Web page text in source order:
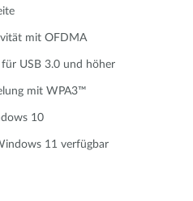
mit OFDMA
USB 3.0 und höher
mit WPA3™
10
11 verfügbar